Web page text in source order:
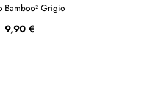
T-Vedo Bamboo² Grigio
Prezzo
9,90 €